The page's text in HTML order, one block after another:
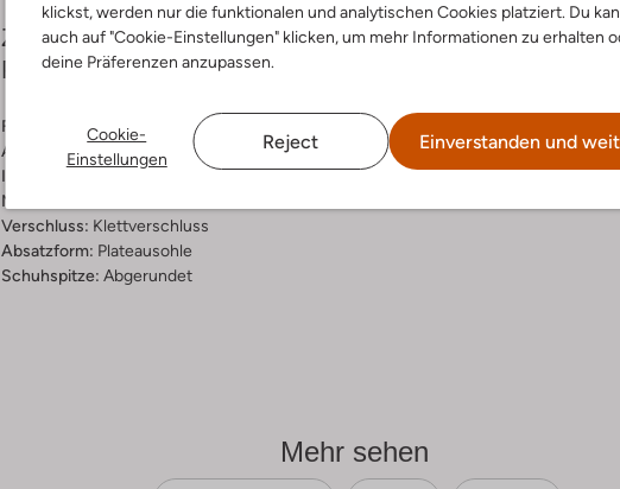
klickst, werden nur die funktionalen und analytischen Cookies platziert. Du
auch auf "Cookie-Einstellungen" klicken, um mehr Informationen zu erhalten
deine Präferenzen anzupassen.
Cookie-
Einstellungen
Reject Einverstanden und
Zusammensetzung &
Passform
Farbe :
Braun
Außenmaterial:Nubuk
Innenmaterial:
Material Sohle:
Verschluss: Klettverschluss
Absatzform: Plateausohle
Schuhspitze: Abgerundet
Mehr sehen